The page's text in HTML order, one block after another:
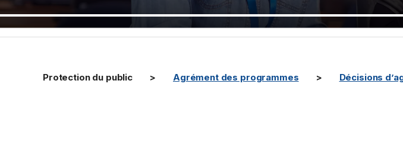
Protection du public Agrément des programmes Décisions